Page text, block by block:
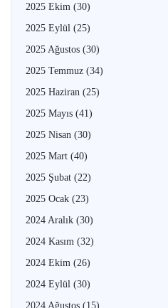
2025 Ekim (30)
2025 Eylül (25)
2025 Ağustos (30)
2025 Temmuz (34)
2025 Haziran (25)
2025 Mayıs (41)
2025 Nisan (30)
2025 Mart (40)
2025 Şubat (22)
2025 Ocak (23)
2024 Aralık (30)
2024 Kasım (32)
2024 Ekim (26)
2024 Eylül (30)
2024 Ağustos (15)